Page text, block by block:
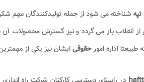
شناخته می شود از جمله تولیدکنندگان مهم
باز می گردد و نیز گسترش محصولات آن
اداره امورحقوقیایشان نیز یکی از